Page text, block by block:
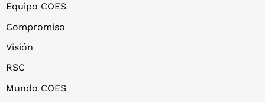
Equipo COES
Compromiso
Visión
RSC
Mundo COES